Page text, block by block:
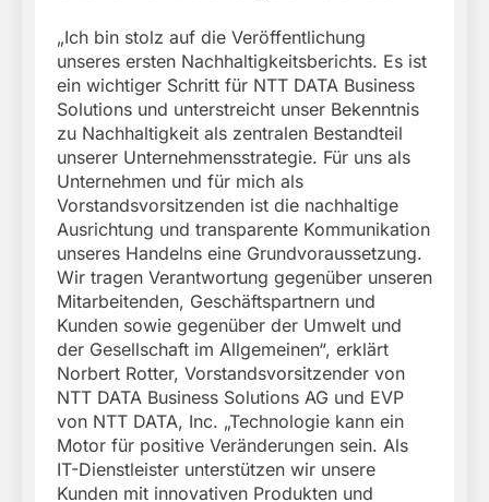
„Ich bin stolz auf die Veröffentlichung
unseres ersten Nachhaltigkeitsberichts. Es ist
ein wichtiger Schritt für NTT DATA Business
Solutions und unterstreicht unser Bekenntnis
zu Nachhaltigkeit als zentralen Bestandteil
unserer Unternehmensstrategie. Für uns als
Unternehmen und für mich als
Vorstandsvorsitzenden ist die nachhaltige
Ausrichtung und transparente Kommunikation
unseres Handelns eine Grundvoraussetzung.
Wir tragen Verantwortung gegenüber unseren
Mitarbeitenden, Geschäftspartnern und
Kunden sowie gegenüber der Umwelt und
der Gesellschaft im Allgemeinen“, erklärt
Norbert Rotter, Vorstandsvorsitzender von
NTT DATA Business Solutions AG und EVP
von NTT DATA, Inc. „Technologie kann ein
Motor für positive Veränderungen sein. Als
IT-Dienstleister unterstützen wir unsere
Kunden mit innovativen Produkten und